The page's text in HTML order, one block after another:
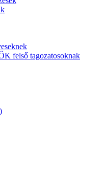
felső tagozatosoknak